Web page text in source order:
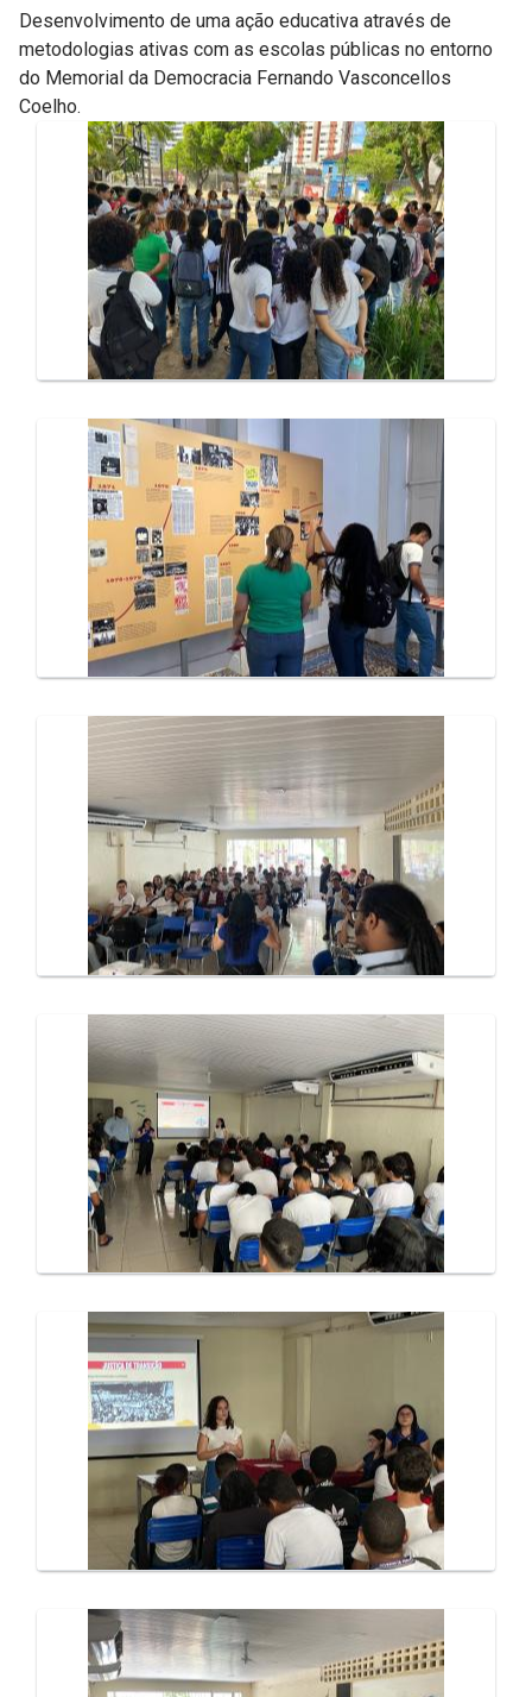
Desenvolvimento de uma ação educativa através de
metodologias ativas com as escolas públicas no entorno
do Memorial da Democracia Fernando Vasconcellos
Coelho.
Galeria de Mídias